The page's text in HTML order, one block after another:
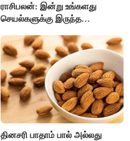
ராசிபலன்: இன்று உங்களது
செயல்களுக்கு இருந்த
எதிர்பார்த்த உதவிகள் கிடைக்கும்.
பணவரத்து கூடும்..!
தினசரி பாதாம் பால் அல்லது